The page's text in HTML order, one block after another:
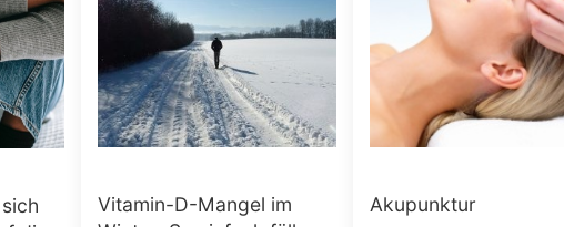
Vitamin-D-Mangel im
Akupunktur